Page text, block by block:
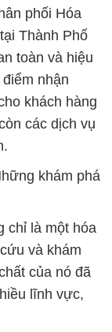
phối Hóa
Thành Phố
toàn và hiệu
nhận
khách hàng
các dịch vụ
khám phá
chỉ là một hóa
và khám
của nó đã
lĩnh vực,